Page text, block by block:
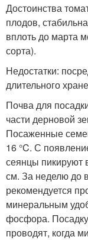
Достоинства
плодов,
вплоть до марта
сорта).
Недостатки:
длительного
Почва для
части дерновой
Посаженные
16 °C. С
сеянцы пикируют
см. За неделю до
рекомендуется
минеральным
фосфора.
проводят, когда